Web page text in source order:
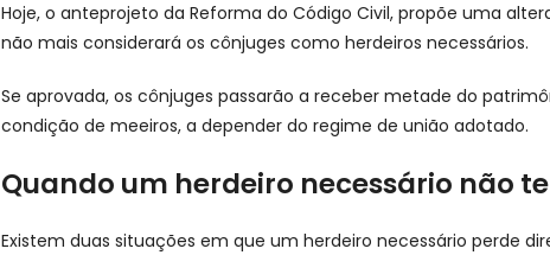
Hoje, o anteprojeto da Reforma do Código Civil, propõe uma
não mais considerará os cônjuges como herdeiros necessários.
Se aprovada, os cônjuges passarão a receber metade do
condição de meeiros, a depender do regime de união adotado.
Quando um herdeiro necessário não
Existem duas situações em que um herdeiro necessário perde